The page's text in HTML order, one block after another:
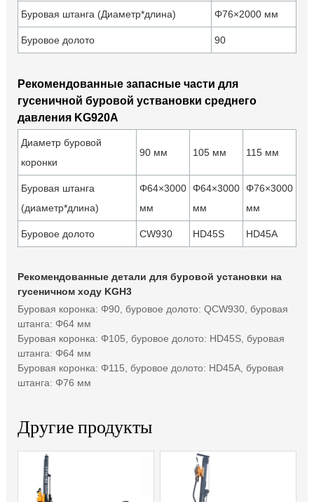
Буровая штанга (Диаметр*длина) Φ76×2000 мм
Буровое долото 90
Рекомендованные запасные части для
гусеничной буровой уствановки среднего
давления KG920A
Диаметр буровой
коронки
90 мм 105 мм 115 мм
Буровая штанга
(диаметр*длина)
Φ64×3000
мм
Φ64×3000
мм
Φ76×3000
мм
Буровое долото CW930 HD45S HD45A
Рекомендованные детали для буровой установки на
гусеничном ходу KGH3
Буровая коронка: Φ90, буровое долото: QCW930, буровая
штанга: Φ64 мм
Буровая коронка: Φ105, буровое долото: HD45S, буровая
штанга: Φ64 мм
Буровая коронка: Φ115, буровое долото: HD45A, буровая
штанга: Φ76 мм
Другие продукты